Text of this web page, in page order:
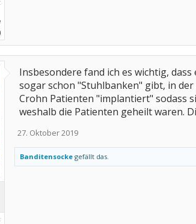
Insbesondere fand ich es wichtig,
sogar schon "Stuhlbanken" gibt, in
Crohn Patienten "implantiert" sodass
weshalb die Patienten geheilt waren.
27. Oktober 2019
Banditensocke gefällt das.